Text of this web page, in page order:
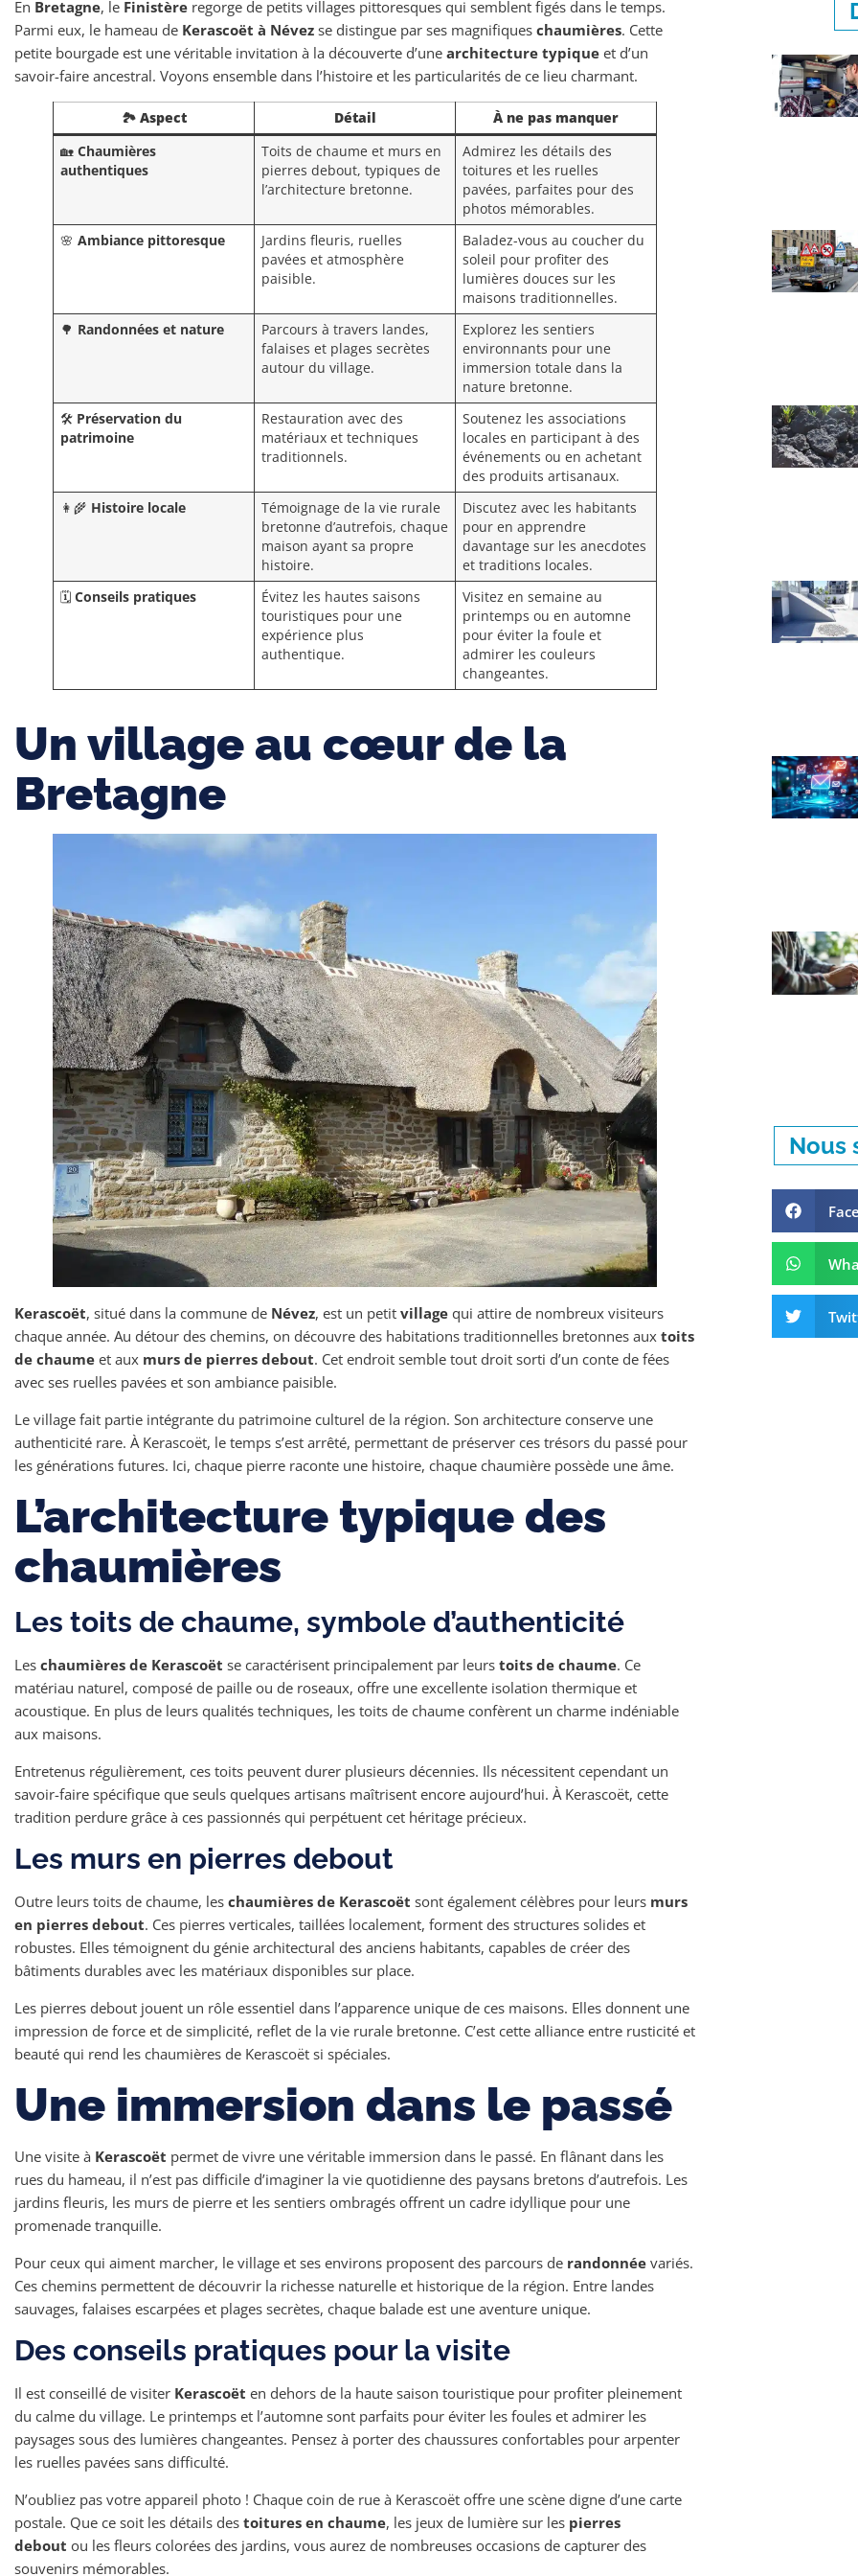
En Bretagne, le Finistère regorge de petits villages pittoresques qui semblent figés dans le temps.
Parmi eux, le hameau de Kerascoët à Névez se distingue par ses magnifiques chaumières. Cette
petite bourgade est une véritable invitation à la découverte d’une architecture typique et d’un
savoir-faire ancestral. Voyons ensemble dans l’histoire et les particularités de ce lieu charmant.
🏞️ Aspect Détail
À ne pas manquer
🏡 Chaumières
authentiques
Toits de chaume et murs en
pierres debout, typiques de
l’architecture bretonne.
Admirez les détails des
toitures et les ruelles
pavées, parfaites pour des
photos mémorables.
🌸 Ambiance pittoresque
Jardins fleuris, ruelles
pavées et atmosphère
paisible.
Baladez-vous au coucher du
soleil pour profiter des
lumières douces sur les
maisons traditionnelles.
🌳 Randonnées et nature
Parcours à travers landes,
falaises et plages secrètes
autour du village.
Explorez les sentiers
environnants pour une
immersion totale dans la
nature bretonne.
🛠️ Préservation du
patrimoine
Restauration avec des
matériaux et techniques
traditionnels.
Soutenez les associations
locales en participant à des
événements ou en achetant
des produits artisanaux.
👩‍🌾 Histoire locale
Témoignage de la vie rurale
bretonne d’autrefois, chaque
maison ayant sa propre
histoire.
Discutez avec les habitants
pour en apprendre
davantage sur les anecdotes
et traditions locales.
🗓️ Conseils pratiques
Évitez les hautes saisons
touristiques pour une
expérience plus
authentique.
Visitez en semaine au
printemps ou en automne
pour éviter la foule et
admirer les couleurs
changeantes.
Un village au cœur de la
Bretagne
Kerascoët, situé dans la commune de Névez, est un petit village qui attire de nombreux visiteurs
chaque année. Au détour des chemins, on découvre des habitations traditionnelles bretonnes aux toits
de chaume et aux murs de pierres debout. Cet endroit semble tout droit sorti d’un conte de fées
avec ses ruelles pavées et son ambiance paisible.
Le village fait partie intégrante du patrimoine culturel de la région. Son architecture conserve une
authenticité rare. À Kerascoët, le temps s’est arrêté, permettant de préserver ces trésors du passé pour
les générations futures. Ici, chaque pierre raconte une histoire, chaque chaumière possède une âme.
L’architecture typique des
chaumières
Les toits de chaume, symbole d’authenticité
Les chaumières de Kerascoët se caractérisent principalement par leurs toits de chaume. Ce
matériau naturel, composé de paille ou de roseaux, offre une excellente isolation thermique et
acoustique. En plus de leurs qualités techniques, les toits de chaume confèrent un charme indéniable
aux maisons.
Entretenus régulièrement, ces toits peuvent durer plusieurs décennies. Ils nécessitent cependant un
savoir-faire spécifique que seuls quelques artisans maîtrisent encore aujourd’hui. À Kerascoët, cette
tradition perdure grâce à ces passionnés qui perpétuent cet héritage précieux.
Les murs en pierres debout
Outre leurs toits de chaume, les chaumières de Kerascoët sont également célèbres pour leurs murs
en pierres debout. Ces pierres verticales, taillées localement, forment des structures solides et
robustes. Elles témoignent du génie architectural des anciens habitants, capables de créer des
bâtiments durables avec les matériaux disponibles sur place.
Les pierres debout jouent un rôle essentiel dans l’apparence unique de ces maisons. Elles donnent une
impression de force et de simplicité, reflet de la vie rurale bretonne. C’est cette alliance entre rusticité et
beauté qui rend les chaumières de Kerascoët si spéciales.
Une immersion dans le passé
Une visite à Kerascoët permet de vivre une véritable immersion dans le passé. En flânant dans les
rues du hameau, il n’est pas difficile d’imaginer la vie quotidienne des paysans bretons d’autrefois. Les
jardins fleuris, les murs de pierre et les sentiers ombragés offrent un cadre idyllique pour une
promenade tranquille.
Pour ceux qui aiment marcher, le village et ses environs proposent des parcours de randonnée variés.
Ces chemins permettent de découvrir la richesse naturelle et historique de la région. Entre landes
sauvages, falaises escarpées et plages secrètes, chaque balade est une aventure unique.
Des conseils pratiques pour la visite
Il est conseillé de visiter Kerascoët en dehors de la haute saison touristique pour profiter pleinement
du calme du village. Le printemps et l’automne sont parfaits pour éviter les foules et admirer les
paysages sous des lumières changeantes. Pensez à porter des chaussures confortables pour arpenter
les ruelles pavées sans difficulté.
N’oubliez pas votre appareil photo ! Chaque coin de rue à Kerascoët offre une scène digne d’une carte
postale. Que ce soit les détails des toitures en chaume, les jeux de lumière sur les pierres
debout ou les fleurs colorées des jardins, vous aurez de nombreuses occasions de capturer des
souvenirs mémorables.
Nous